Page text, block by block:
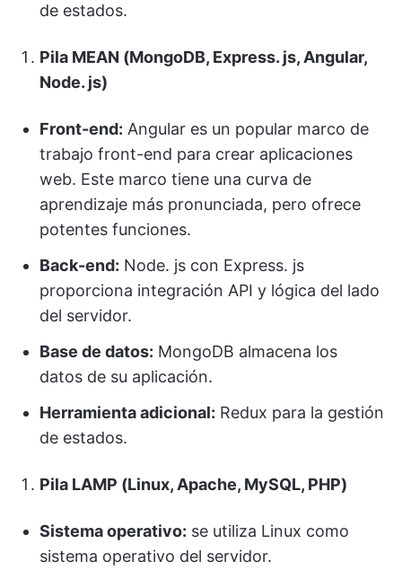
de estados.
Pila MEAN (MongoDB, Express. js, Angular,
Node. js)
Front-end: Angular es un popular marco de
trabajo front-end para crear aplicaciones
web. Este marco tiene una curva de
aprendizaje más pronunciada, pero ofrece
potentes funciones.
Back-end: Node. js con Express. js
proporciona integración API y lógica del lado
del servidor.
Base de datos: MongoDB almacena los
datos de su aplicación.
Herramienta adicional: Redux para la gestión
de estados.
Pila LAMP (Linux, Apache, MySQL, PHP)
Sistema operativo: se utiliza Linux como
sistema operativo del servidor.